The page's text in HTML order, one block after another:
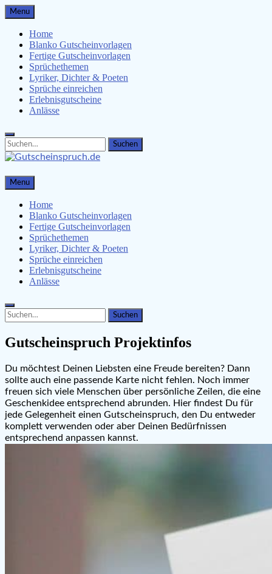
Skip
to
content
Menu
Home
Blanko Gutscheinvorlagen
Fertige Gutscheinvorlagen
Sprüchethemen
Lyriker, Dichter & Poeten
Sprüche einreichen
Erlebnisgutscheine
Anlässe
Search
for:
Search
Gutscheinspruch.de
Gutscheinsprüche & Gutscheinvorlagen finden
Menu
Home
Blanko Gutscheinvorlagen
Fertige Gutscheinvorlagen
Sprüchethemen
Lyriker, Dichter & Poeten
Sprüche einreichen
Erlebnisgutscheine
Anlässe
Search
for:
Search
Gutscheinspruch Projektinfos
Du möchtest Deinen Liebsten eine Freude bereiten? Dann
sollte auch eine passende Karte nicht fehlen. Noch immer
freuen sich viele Menschen über persönliche Zeilen, die eine
Geschenkidee entsprechend abrunden. Hier findest Du für
jede Gelegenheit einen Gutscheinspruch, den Du entweder
komplett verwenden oder aber Deinen Bedürfnissen
entsprechend anpassen kannst.